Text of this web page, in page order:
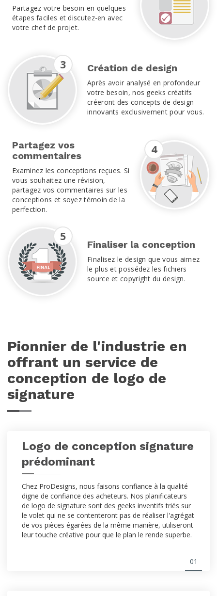
Partagez votre besoin en quelques
étapes faciles et discutez-en avec
votre chef de projet.
3 Création de design
Après avoir analysé en profondeur
votre besoin, nos geeks créatifs
créeront des concepts de design
innovants exclusivement pour vous.
4
Partagez vos
commentaires
Examinez les conceptions reçues. Si
vous souhaitez une révision,
partagez vos commentaires sur les
conceptions et soyez témoin de la
perfection.
5
Finaliser la conception
Finalisez le design que vous aimez
le plus et possédez les fichiers
source et copyright du design.
Pionnier de l'industrie en
offrant un service de
conception de logo de
signature
01
Logo de conception signature
prédominant
Chez ProDesigns, nous faisons confiance à la qualité
digne de confiance des acheteurs. Nos planificateurs
de logo de signature sont des geeks inventifs triés sur
le volet qui ne se contenteront pas de réaliser l'agrégat
de vos pièces égarées de la même manière, utiliseront
leur touche créative pour que le plan le rende superbe.